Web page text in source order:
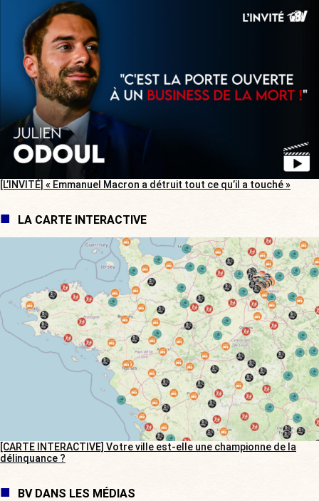
[L’INVITÉ] « Emmanuel Macron a détruit tout ce qu’il a touché »
LA CARTE INTERACTIVE
[CARTE INTERACTIVE] Votre ville est-elle une championne de la
délinquance ?
BV DANS LES MÉDIAS